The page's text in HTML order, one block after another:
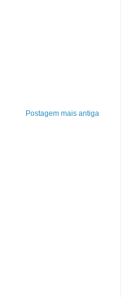
Postagem mais antiga